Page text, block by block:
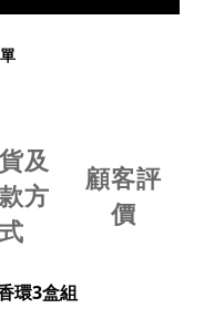
及
方
式
顧客評
價
環3盒組